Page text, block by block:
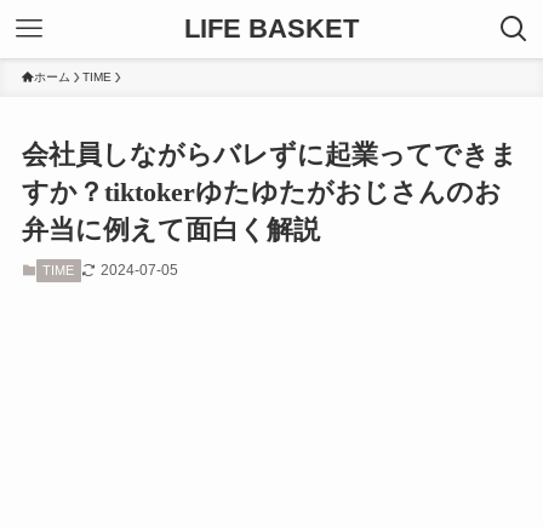
LIFE BASKET
ホーム TIME
会社員しながらバレずに起業ってできま
すか？tiktokerゆたゆたがおじさんのお
弁当に例えて面白く解説
TIME 2024-07-05